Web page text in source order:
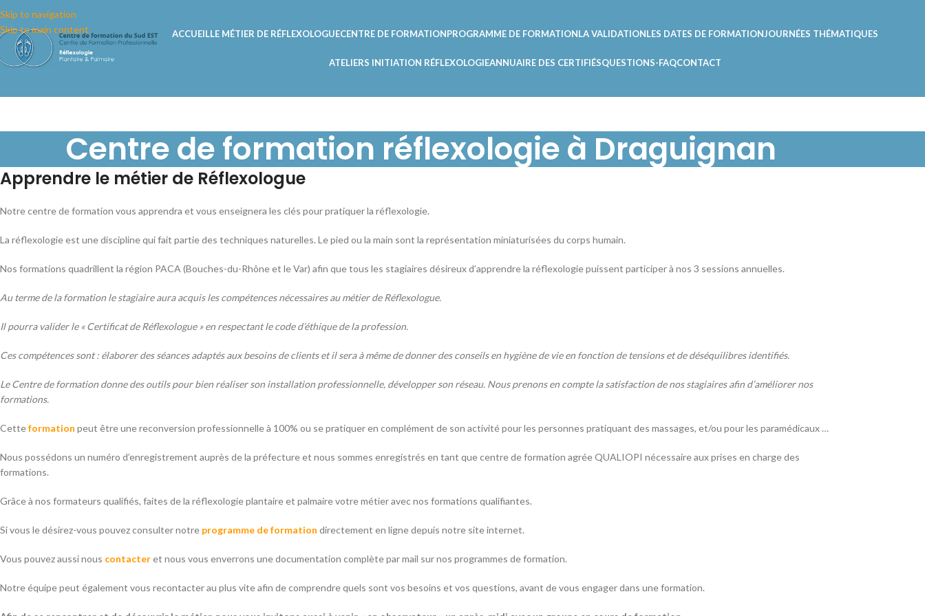
Skip to navigation
Skip to main content
ACCUEILLE MÉTIER DE RÉFLEXOLOGUECENTRE DE FORMATIONPROGRAMME DE FORMATIONLA VALIDATIONLES DATES DE FORMATIONJOURNÉES THÉMATIQUES
ATELIERS INITIATION RÉFLEXOLOGIEANNUAIRE DES CERTIFIÉSQUESTIONS-FAQCONTACT
Centre de formation réflexologie à Draguignan
Apprendre le métier de Réflexologue
Notre centre de formation vous apprendra et vous enseignera les clés pour pratiquer la réflexologie.
La réflexologie est une discipline qui fait partie des techniques naturelles. Le pied ou la main sont la représentation miniaturisées du corps humain.
Nos formations quadrillent la région PACA (Bouches-du-Rhône et le Var) afin que tous les stagiaires désireux d’apprendre la réflexologie puissent participer à nos 3 sessions annuelles.
Au terme de la formation le stagiaire aura acquis les compétences nécessaires au métier de Réflexologue.
Il pourra valider le « Certificat de Réflexologue » en respectant le code d’éthique de la profession.
Ces compétences sont : élaborer des séances adaptés aux besoins de clients et il sera à même de donner des conseils en hygiène de vie en fonction de tensions et de déséquilibres identifiés.
Le Centre de formation donne des outils pour bien réaliser son installation professionnelle, développer son réseau. Nous prenons en compte la satisfaction de nos stagiaires afin d’améliorer nos
formations.
Cetteformation peut être une reconversion professionnelle à 100% ou se pratiquer en complément de son activité pour les personnes pratiquant des massages, et/ou pour les paramédicaux …
Nous possédons un numéro d’enregistrement auprès de la préfecture et nous sommes enregistrés en tant que centre de formation agrée QUALIOPI nécessaire aux prises en charge des
formations.
Grâce à nos formateurs qualifiés, faites de la réflexologie plantaire et palmaire votre métier avec nos formations qualifiantes.
Si vous le désirez-vous pouvez consulter notre programme de formation directement en ligne depuis notre site internet.
Vous pouvez aussi nous contacteret nous vous enverrons une documentation complète par mail sur nos programmes de formation.
Notre équipe peut également vous recontacter au plus vite afin de comprendre quels sont vos besoins et vos questions, avant de vous engager dans une formation.